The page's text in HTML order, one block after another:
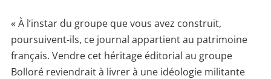
« À l’instar du groupe que vous avez construit,
poursuivent-ils, ce journal appartient au patrimoine
français. Vendre cet héritage éditorial au groupe
Bolloré reviendrait à livrer à une idéologie militante